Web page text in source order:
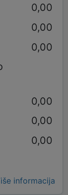
0,00
0,00
0,00
0,00
0,00
0,00
informacija